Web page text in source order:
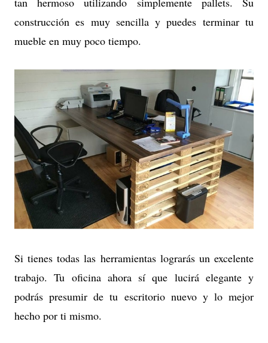
construcción es muy sencilla y puedes terminar tu
mueble en muy poco tiempo.
Si tienes todas las herramientas lograrás un excelente
trabajo. Tu oficina ahora sí que lucirá elegante y
podrás presumir de tu escritorio nuevo y lo mejor
hecho por ti mismo.